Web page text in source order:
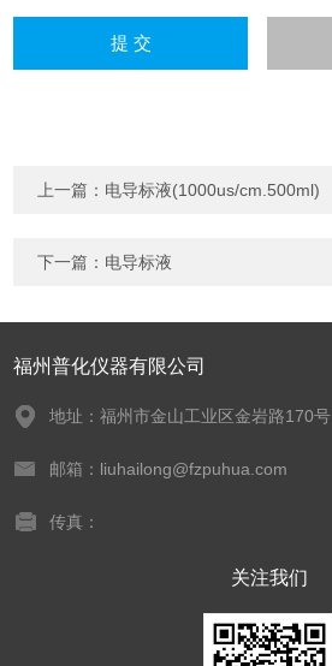
上一篇： 电导标液(1000us/cm.500ml)
下一篇： 电导标液
福州普化仪器有限公司
地址：福州市金山工业区金岩路170号
邮箱：liuhailong@fzpuhua.com
传真：
关注我们